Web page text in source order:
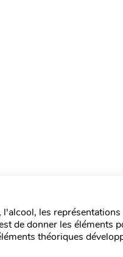
les représentations
de donner les éléments
théoriques